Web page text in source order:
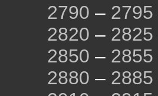
2790 – 2795
2820 – 2825
2850 – 2855
2880 – 2885